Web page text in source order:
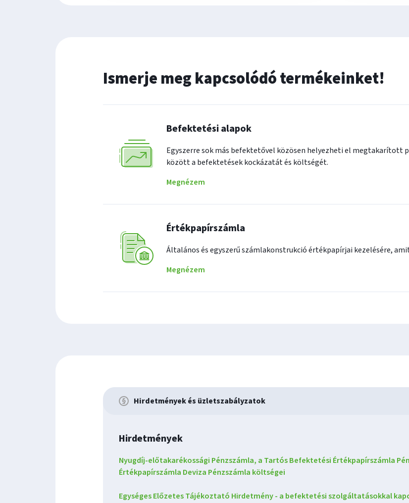
Ismerje meg kapcsolódó termékeinket!
Befektetési alapok
Egyszerre sok más befektetővel közösen helyezheti el megtakarított
között a befektetések kockázatát és költségét.
Megnézem
Értékpapírszámla
Általános és egyszerű számlakonstrukció értékpapírjai kezelésére,
Megnézem
Hirdetmények és üzletszabályzatok
Hirdetmények
Nyugdíj-előtakarékossági Pénzszámla, a Tartós Befektetési Értékpapírszámla
Értékpapírszámla Deviza Pénzszámla költségei
Egységes Előzetes Tájékoztató Hirdetmény - a befektetési szolgáltatásokkal